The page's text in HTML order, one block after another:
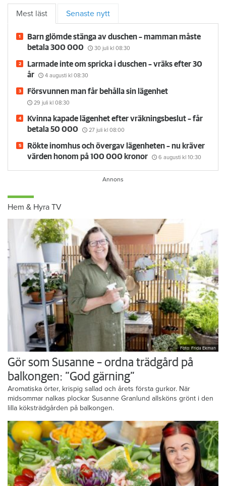
Mest läst Senaste nytt
Barn glömde stänga av duschen – mamman måste
betala 300 000
30 juli kl 08:30
Larmade inte om spricka i duschen – vräks efter 30
år
4 augusti kl 08:30
Försvunnen man får behålla sin lägenhet
29 juli kl 08:30
Kvinna kapade lägenhet efter vräkningsbeslut – får
betala 50 000
27 juli kl 08:00
Rökte inomhus och övergav lägenheten – nu kräver
värden honom på 100 000 kronor
6 augusti kl 10:30
Hem & Hyra TV
Foto: Frida Ekman
Gör som Susanne – ordna trädgård på
balkongen: ”God gärning”
Aromatiska örter, krispig sallad och årets första gurkor. När
midsommar nalkas plockar Susanne Granlund allsköns grönt i den
lilla köksträdgården på balkongen.